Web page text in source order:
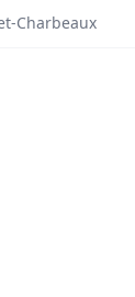
Charbeaux